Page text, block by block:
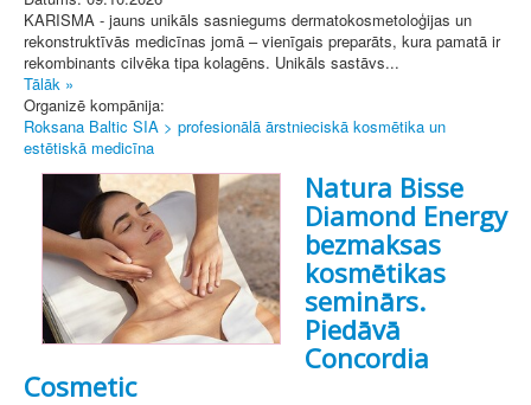
KARISMA - jauns unikāls sasniegums dermatokosmetoloģijas un
rekonstruktīvās medicīnas jomā – vienīgais preparāts, kura pamatā ir
rekombinants cilvēka tipa kolagēns. Unikāls sastāvs...
Tālāk »
Organizē kompānija:
Roksana Baltic SIA > profesionālā ārstnieciskā kosmētika un
estētiskā medicīna
Natura Bisse
Diamond Energy
bezmaksas
kosmētikas
seminārs.
Piedāvā
Concordia
Cosmetic